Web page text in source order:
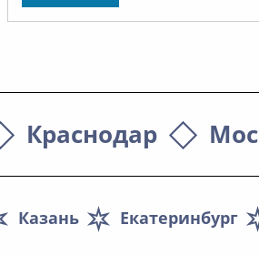
Краснодар
Екатеринбург
Казань